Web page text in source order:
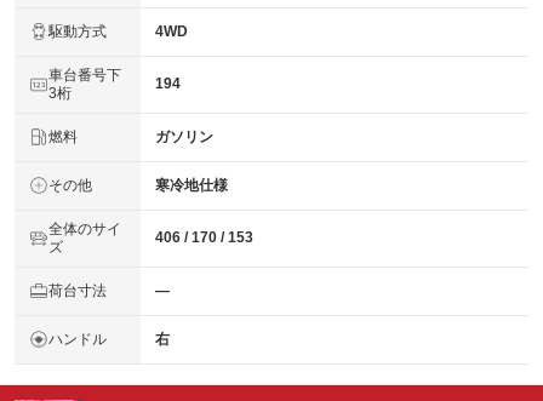
駆動方式 4WD
車台番号下
3桁
194
燃料 ガソリン
その他 寒冷地仕様
全体のサイ
ズ
406 / 170 / 153
荷台寸法 ―
ハンドル 右